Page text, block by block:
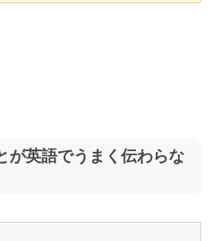
が英語でうまく伝わらな